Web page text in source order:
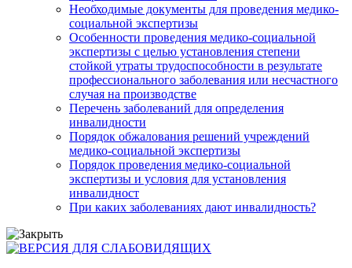
Необходимые документы для проведения медико-
социальной экспертизы
Особенности проведения медико-социальной
экспертизы с целью установления степени
стойкой утраты трудоспособности в результате
профессионального заболевания или несчастного
случая на производстве
Перечень заболеваний для определения
инвалидности
Порядок обжалования решений учреждений
медико-социальной экспертизы
Порядок проведения медико-социальной
экспертизы и условия для установления
инвалидност
При каких заболеваниях дают инвалидность?